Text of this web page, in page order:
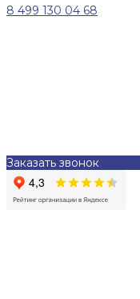
8 499 130 04 68
Заказать звонок